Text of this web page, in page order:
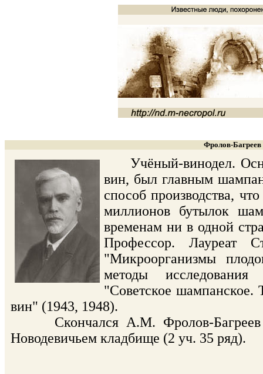
Фролов-
Учёный-винодел.
вин, был главным
способ производства,
миллионов бутылок
временам ни в одной
Профессор. Лауреат
"Микроорганизмы
методы исследования
"Советское шампанское.
вин" (1943, 1948).
Скончался А.М. Фролов-Багреев
Новодевичьем кладбище (2 уч. 35 ряд).